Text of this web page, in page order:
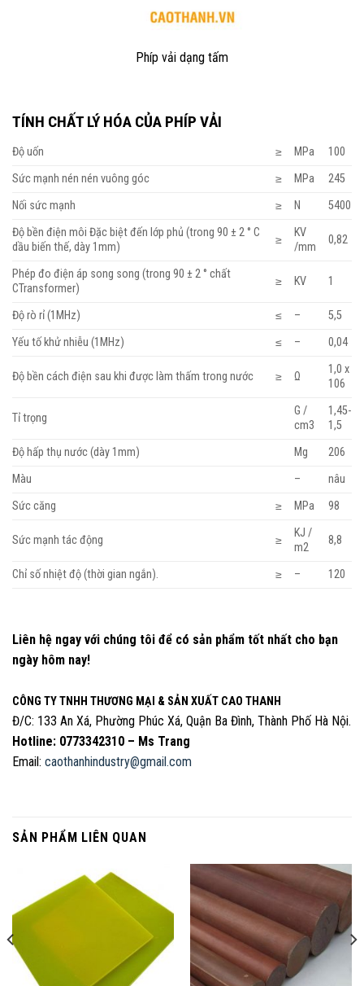
Phíp vải dạng tấm
TÍNH CHẤT LÝ HÓA CỦA PHÍP VẢI
Độ uốn ≥ MPa
100
Sức mạnh nén nén vuông góc
≥ MPa
245
Nối sức mạnh
≥ N
5400
Độ bền điện môi Đặc biệt đến lớp phủ (trong 90 ± 2 ° C
dầu biến thế, dày 1mm)
≥
KV
/mm
0,82
Phép đo điện áp song song (trong 90 ± 2 ° chất
CTransformer)
≥ KV 1
Độ rò rỉ (1MHz) ≤ –
5,5
Yếu tố khử nhiễu (1MHz)
≤ – 0,04
Độ bền cách điện sau khi được làm thấm trong nước ≥ Ω
1,0 x
106
Tỉ trọng
G /
cm3
1,45-
1,5
Độ hấp thụ nước (dày 1mm)
Mg
206
Màu
–
nâu
Sức căng
≥ MPa 98
Sức mạnh tác động ≥
KJ /
m2
8,8
Chỉ số nhiệt độ (thời gian ngắn). ≥ – 120
Liên hệ ngay với chúng tôi để có sản phẩm tốt nhất cho bạn
ngày hôm nay!
CÔNG TY TNHH THƯƠNG MẠI & SẢN XUẤT CAO THANH
Đ/C: 133 An Xá, Phường Phúc Xá, Quận Ba Đình, Thành Phố Hà Nội.
Hotline: 0773342310 – Ms Trang
Email: caothanhindustry@gmail.com
SẢN PHẨM LIÊN QUAN